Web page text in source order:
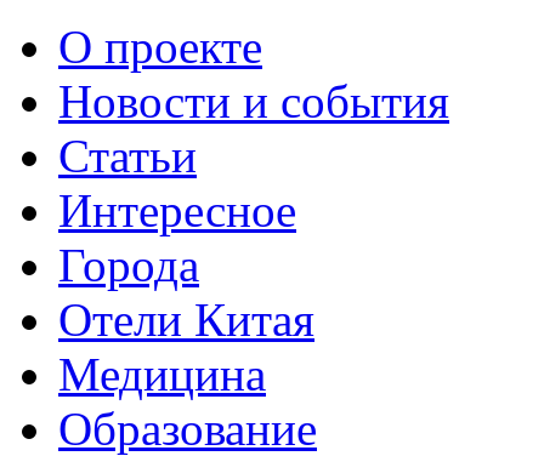
О проекте
Новости и события
Статьи
Интересное
Города
Отели Китая
Медицина
Образование